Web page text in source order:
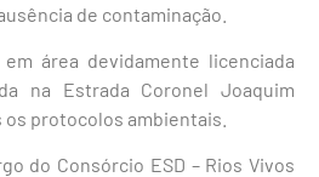
de contaminação.
área devidamente licenciada
na Estrada Coronel Joaquim
protocolos ambientais.
do Consórcio ESD – Rios Vivos